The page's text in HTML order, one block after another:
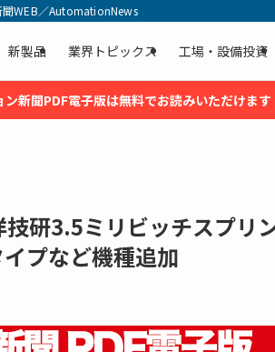
WEB／AutomationNews
新製品 業界トピックス 工場・設備投資
ン新聞PDF電子版は無料でお読みいただけます
研3.5ミリビッチスプリ
プなど機種追加